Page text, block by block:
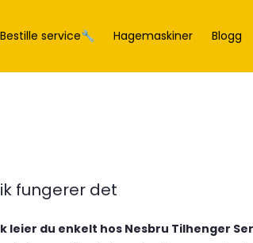
Bestille service🔧 Hagemaskiner Blogg
fungerer det
leier du enkelt hos Nesbru Tilhenger